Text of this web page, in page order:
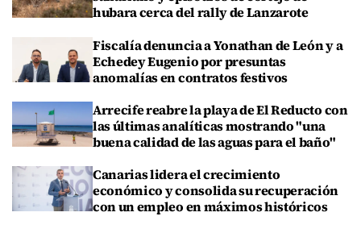
hubara cerca del rally de Lanzarote
Fiscalía denuncia a Yonathan de León y a
Echedey Eugenio por presuntas
anomalías en contratos festivos
Arrecife reabre la playa de El Reducto con
las últimas analíticas mostrando "una
buena calidad de las aguas para el baño"
Canarias lidera el crecimiento
económico y consolida su recuperación
con un empleo en máximos históricos